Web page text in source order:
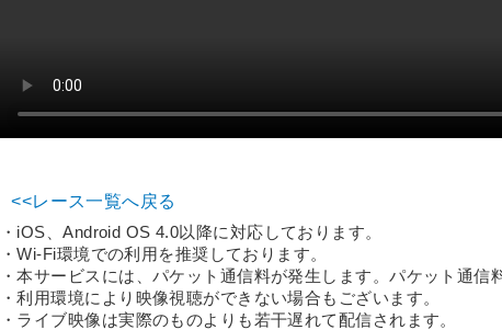
<<レース一覧へ戻る
・iOS、Android OS 4.0以降に対応しております。
・Wi-Fi環境での利用を推奨しております。
・本サービスには、パケット通信料が発生します。パケット通
・利用環境により映像視聴ができない場合もございます。
・ライブ映像は実際のものよりも若干遅れて配信されます。